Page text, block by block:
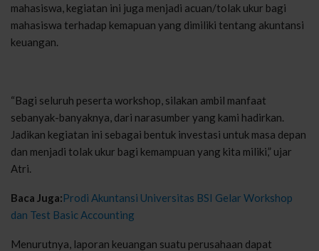
mahasiswa, kegiatan ini juga menjadi acuan/tolak ukur bagi
mahasiswa terhadap kemapuan yang dimiliki tentang akuntansi
keuangan.
“Bagi seluruh peserta workshop, silakan ambil manfaat
sebanyak-banyaknya, dari narasumber yang kami hadirkan.
Jadikan kegiatan ini sebagai bentuk investasi untuk masa depan
dan menjadi tolak ukur bagi kemampuan yang kita miliki,” ujar
Atri.
Baca Juga:Prodi Akuntansi Universitas BSI Gelar Workshop
dan Test Basic Accounting
Menurutnya, laporan keuangan suatu perusahaan dapat